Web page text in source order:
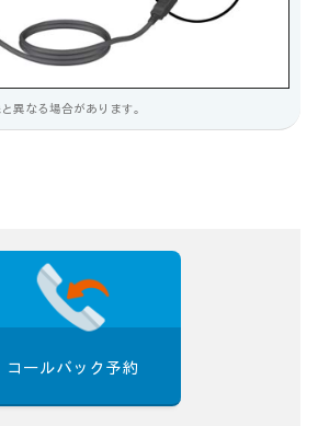
異なる場合があります。
コールバック予約